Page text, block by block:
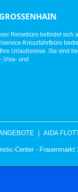
Reisebüro befindet sich
Kreuzfahrtbüro
Urlaubsreise. Sie sind
und
| AIDA
Center -